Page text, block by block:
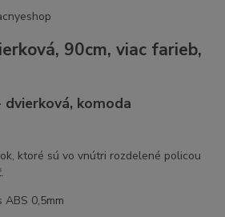
90cm, viac farieb,
komoda
ktoré sú vo vnútri rozdelené policou
ABS 0,5mm